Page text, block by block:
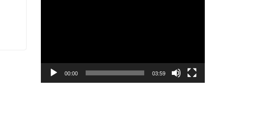
c
00:00 03:59